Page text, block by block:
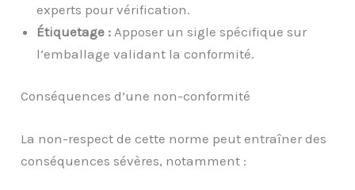
experts pour vérification.
Étiquetage : Apposer un sigle spécifique sur
l’emballage validant la conformité.
Conséquences d’une non-conformité
La non-respect de cette norme peut entraîner des
conséquences sévères, notamment :